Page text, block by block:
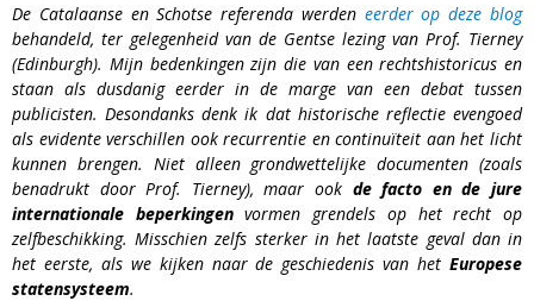
De Catalaanse en Schotse referenda werden eerder op deze blog
behandeld, ter gelegenheid van de Gentse lezing van Prof. Tierney
(Edinburgh). Mijn bedenkingen zijn die van een rechtshistoricus en
staan als dusdanig eerder in de marge van een debat tussen
publicisten. Desondanks denk ik dat historische reflectie evengoed
als evidente verschillen ook recurrentie en continuïteit aan het licht
kunnen brengen. Niet alleen grondwettelijke documenten (zoals
benadrukt door Prof. Tierney), maar ook de facto en de jure
internationale beperkingenvormen grendels op het recht op
zelfbeschikking. Misschien zelfs sterker in het laatste geval dan in
het eerste, als we kijken naar de geschiedenis van het Europese
statensysteem.